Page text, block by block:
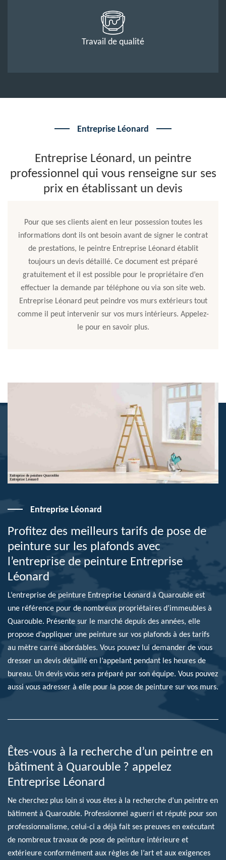
Travail de qualité
Entreprise Léonard
Entreprise Léonard, un peintre
professionnel qui vous renseigne sur ses
prix en établissant un devis
Pour que ses clients aient en leur possession toutes les
informations dont ils ont besoin avant de signer le contrat
de prestations, le peintre Entreprise Léonard établit
toujours un devis détaillé. Ce document est préparé
gratuitement et il est possible pour le propriétaire d’en
effectuer la demande par téléphone ou via son site web.
Entreprise Léonard peut peindre vos murs extérieurs tout
comme il peut intervenir sur vos murs intérieurs. Appelez-
le pour en savoir plus.
Entreprise Léonard
Profitez des meilleurs tarifs de pose de
peinture sur les plafonds avec
l’entreprise de peinture Entreprise
Léonard
L’entreprise de peinture Entreprise Léonard à Quarouble est
une référence pour de nombreux propriétaires d’immeubles à
Quarouble. Présente sur le marché depuis des années, elle
propose d’appliquer une peinture sur vos plafonds à des tarifs
au mètre carré abordables. Vous pouvez lui demander de vous
dresser un devis détaillé en l’appelant pendant les heures de
bureau. Un devis vous sera préparé par son équipe. Vous pouvez
aussi vous adresser à elle pour la pose de peinture sur vos murs.
Êtes-vous à la recherche d’un peintre en
bâtiment à Quarouble ? appelez
Entreprise Léonard
Ne cherchez plus loin si vous êtes à la recherche d’un peintre en
bâtiment à Quarouble. Professionnel aguerri et réputé pour son
professionnalisme, celui-ci a déjà fait ses preuves en exécutant
de nombreux travaux de pose de peinture intérieure et
extérieure conformément aux règles de l’art et aux exigences